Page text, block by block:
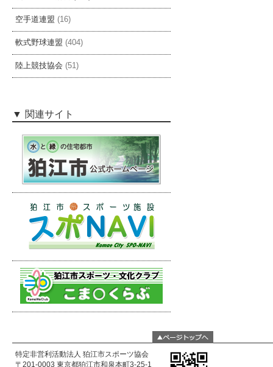
空手道連盟 (16)
軟式野球連盟 (404)
陸上競技協会 (51)
関連サイト
特定非営利活動法人 狛江市スポーツ協会
〒201-0003 東京都狛江市和泉本町3-25-1